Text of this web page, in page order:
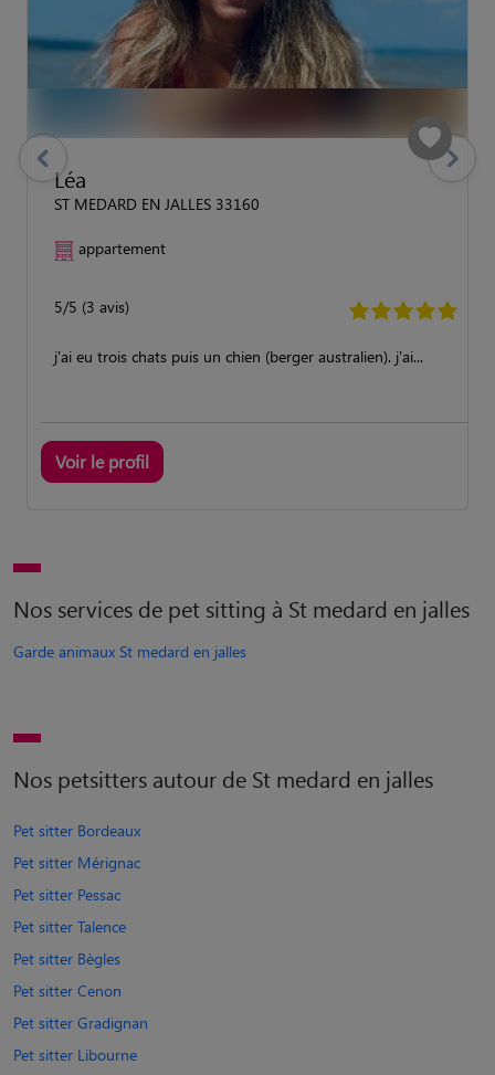
Léa
ST MEDARD EN JALLES 33160
appartement
5/5 (3 avis)
j'ai eu trois chats puis un chien (berger australien). j'ai...
Voir le profil
previous Suivant
Nos services de pet sitting à St medard en jalles
Garde animaux St medard en jalles
Nos petsitters autour de St medard en jalles
Pet sitter Bordeaux
Pet sitter Mérignac
Pet sitter Pessac
Pet sitter Talence
Pet sitter Bègles
Pet sitter Cenon
Pet sitter Gradignan
Pet sitter Libourne